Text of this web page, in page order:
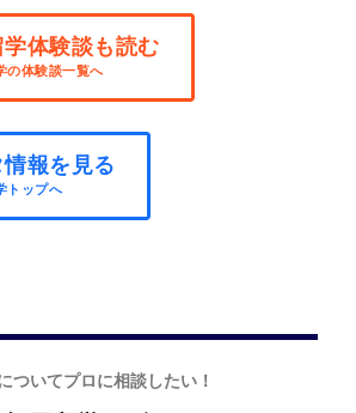
体験談も読む
の体験談一覧へ
情報を見る
トップへ
ついてプロに相談したい！